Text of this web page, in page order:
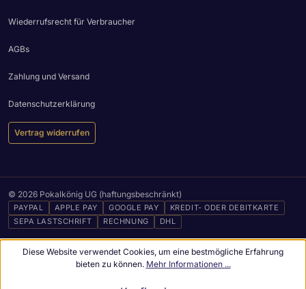
Wiederrufsrecht für Verbraucher
AGBs
Zahlung und Versand
Datenschutzerklärung
Vertrag widerrufen
© 2026 Pokalkönig UG (haftungsbeschränkt)
PAYPAL APPLE PAY GOOGLE PAY
KREDIT- ODER DEBITKARTE
SEPA LASTSCHRIFT
RECHNUNG DHL
Diese Website verwendet Cookies, um eine bestmögliche Erfahrung
bieten zu können. Mehr Informationen ...